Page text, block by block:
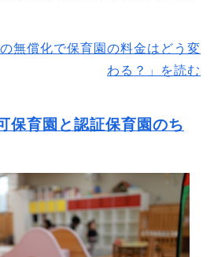
無償化で保育園の料金はどう変
わる？」を読む
保育園と認証保育園のち